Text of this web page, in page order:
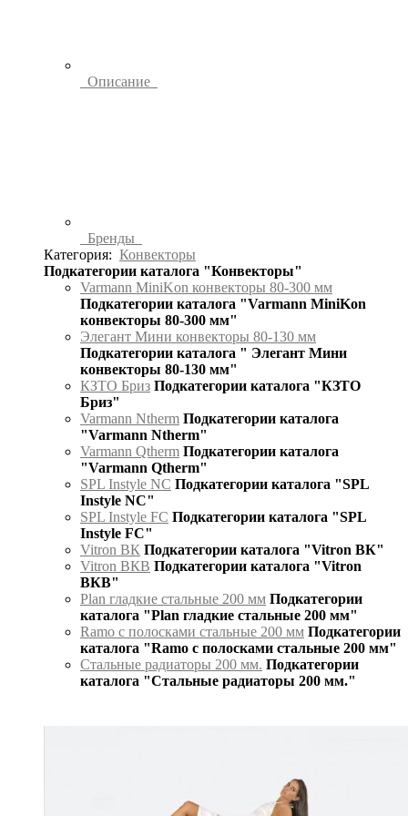
Описание
Бренды
Категория: Конвекторы
Подкатегории каталога "Конвекторы"
Varmann MiniKon конвекторы 80-300 мм
Подкатегории каталога "Varmann MiniKon
конвекторы 80-300 мм"
Элегант Мини конвекторы 80-130 мм
Подкатегории каталога " Элегант Мини
конвекторы 80-130 мм"
КЗТО Бриз Подкатегории каталога "КЗТО
Бриз"
Varmann Ntherm Подкатегории каталога
"Varmann Ntherm"
Varmann Qtherm Подкатегории каталога
"Varmann Qtherm"
SPL Instyle NC Подкатегории каталога "SPL
Instyle NC"
SPL Instyle FC Подкатегории каталога "SPL
Instyle FC"
Vitron ВК Подкатегории каталога "Vitron ВК"
Vitron ВКВ Подкатегории каталога "Vitron
ВКВ"
Plan гладкие стальные 200 мм Подкатегории
каталога "Plan гладкие стальные 200 мм"
Ramo с полосками стальные 200 мм Подкатегории
каталога "Ramo с полосками стальные 200 мм"
Стальные радиаторы 200 мм. Подкатегории
каталога "Стальные радиаторы 200 мм."